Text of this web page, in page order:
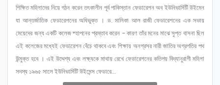
শিক্ষিত মহিলাদের নিয়ে গঠন করেন তৎকালীন পূর্ব পাকিস্তান ফেডারেশন অব ইউনিভার্সিটি উইমেন
যা আন্তর্জাতিক ফেডারেশনের অধিভুক্ত । ড. মালিকা আল রাজী ফেডারেশনের এক সভায়
মেয়েদের জন্য একটি কলেজ ষ্হাপনের প্রস্তাব করেন – কারণ তাঁর মনের মাঝে সুপ্ত বাসনা ছিল
এই কলেজের মধ্যেই ফেডারেশন বেঁচে থাকবে এবং শিক্ষায় অনগ্রসর নারী জাতির অগ্রগতির পথ
উন্মুক্ত হবে । এই উদ্দেশ্য এবং লক্ষ্যকে মাথায় রেখে ফেডারেশনের কতিপয় বিদ্যানুরাগী মহিলা
সদস্য ১৯৬৫ সালে ইউনিভার্সিটি উইমেন্স ফেডারে...